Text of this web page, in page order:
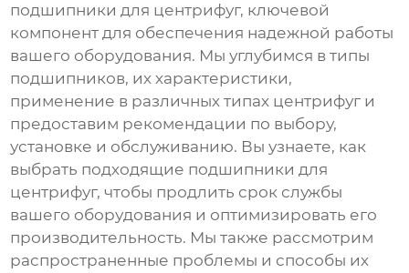
подшипники для центрифуг, ключевой
компонент для обеспечения надежной работы
вашего оборудования. Мы углубимся в типы
подшипников, их характеристики,
применение в различных типах центрифуг и
предоставим рекомендации по выбору,
установке и обслуживанию. Вы узнаете, как
выбрать подходящие подшипники для
центрифуг, чтобы продлить срок службы
вашего оборудования и оптимизировать его
производительность. Мы также рассмотрим
распространенные проблемы и способы их